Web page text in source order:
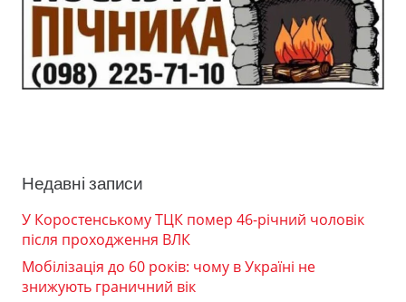
Недавні записи
У Коростенському ТЦК помер 46-річний чоловік
після проходження ВЛК
Мобілізація до 60 років: чому в Україні не
знижують граничний вік